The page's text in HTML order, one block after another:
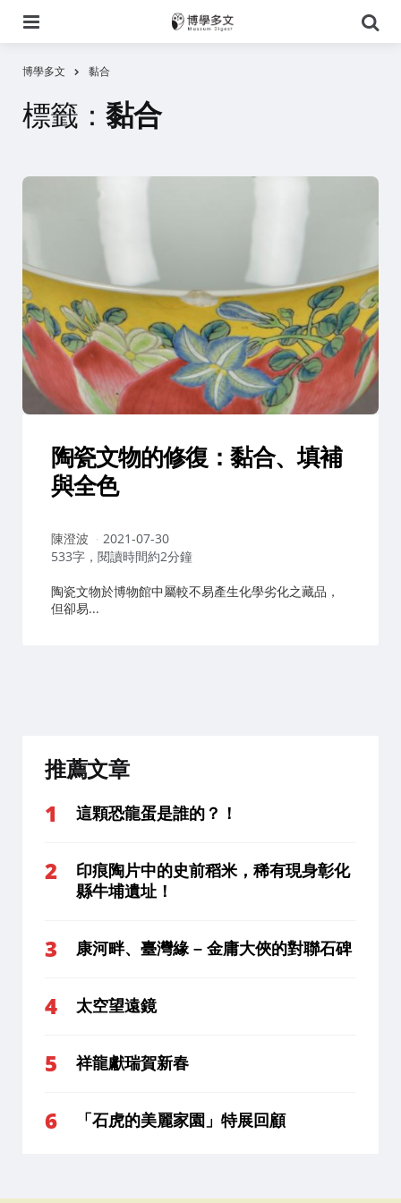
尋
博學多文 黏合
標籤： 黏合
陶瓷文物的修復：黏合、填補
與全色
作
者：
陳澄波
2021-07-30
533字，閱讀時間約2分鐘
陶瓷文物於博物館中屬較不易產生化學劣化之藏品，
但卻易...
推薦文章
這顆恐龍蛋是誰的？！
印痕陶片中的史前稻米，稀有現身彰化
縣牛埔遺址！
康河畔、臺灣緣 – 金庸大俠的對聯石碑
太空望遠鏡
祥龍獻瑞賀新春
「石虎的美麗家園」特展回顧